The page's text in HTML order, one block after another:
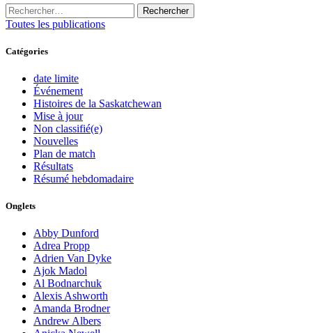
Rechercher :
Toutes les publications
Catégories
date limite
Événement
Histoires de la Saskatchewan
Mise à jour
Non classifié(e)
Nouvelles
Plan de match
Résultats
Résumé hebdomadaire
Onglets
Abby Dunford
Adrea Propp
Adrien Van Dyke
Ajok Madol
Al Bodnarchuk
Alexis Ashworth
Amanda Brodner
Andrew Albers